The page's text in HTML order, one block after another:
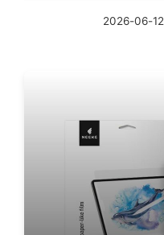
2026-06-12